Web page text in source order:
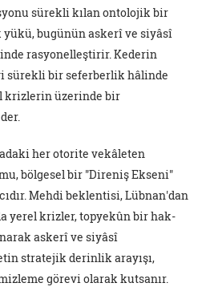
sürekli kılan ontolojik bir
bugünün askerî ve siyâsî
rasyonelleştirir. Kederin
sürekli bir seferberlik hâlinde
krizlerin üzerinde bir
her otorite vekâleten
bölgesel bir "Direniş Ekseni"
Mehdi beklentisi, Lübnan'dan
yerel krizler, topyekûn bir hak-
askerî ve siyâsî
stratejik derinlik arayışı,
görevi olarak kutsanır.